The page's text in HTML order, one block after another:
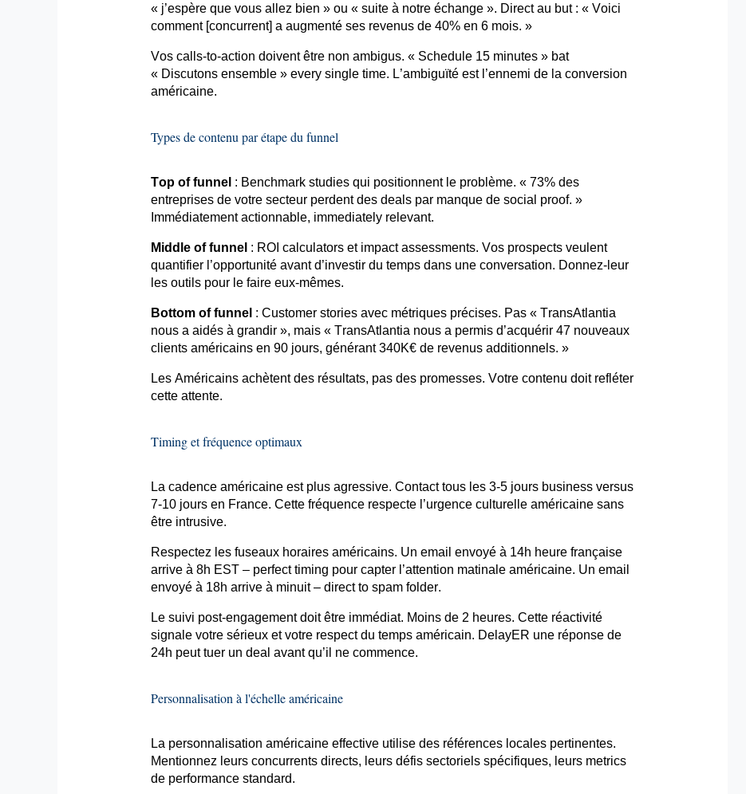
« j’espère que vous allez bien » ou « suite à notre échange ». Direct au but : « Voici
comment [concurrent] a augmenté ses revenus de 40% en 6 mois. »
Vos calls-to-action doivent être non ambigus. « Schedule 15 minutes » bat
« Discutons ensemble » everysingle time. L’ambiguïté est l’ennemi de la conversion
américaine.
Types de contenu par étape du funnel
Top offunnel : Benchmark studiesqui positionnent le problème. « 73% des
entreprises de votre secteur perdent des deals par manque de social proof. »
Immédiatement actionnable, immediatelyrelevant.
Middle offunnel : ROI calculatorset impactassessments. Vos prospects veulent
quantifier l’opportunité avant d’investir du temps dans une conversation. Donnez-leur
les outils pour le faire eux-mêmes.
Bottom offunnel : Customer stories avec métriques précises. Pas « TransAtlantia
nous a aidés à grandir », mais « TransAtlantia nous a permis d’acquérir 47 nouveaux
clients américains en 90 jours, générant 340K€ de revenus additionnels. »
Les Américains achètent des résultats, pas des promesses. Votre contenu doit refléter
cette attente.
Timinget fréquence optimaux
La cadence américaine est plus agressive. Contact tous les 3-5 jours business versus
7-10 jours en France. Cette fréquence respecte l’urgence culturelle américaine sans
être intrusive.
Respectez les fuseaux horaires américains. Un email envoyé à 14h heure française
arrive à 8h EST – perfect timing pour capter l’attention matinale américaine. Un email
envoyé à 18h arrive à minuit – direct to spam folder.
Le suivi post-engagement doit être immédiat. Moins de 2 heures. Cette réactivité
signale votre sérieux et votre respect du temps américain. DelayER une réponse de
24h peut tuer un deal avant qu’il ne commence.
Personnalisation à l'échelle américaine
La personnalisation américaine effective utilise des références locales pertinentes.
Mentionnez leurs concurrents directs, leurs défis sectoriels spécifiques, leurs metrics
de performance standard.